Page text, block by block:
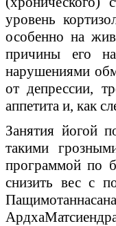
уровень
особенно на
причины его
нарушениями
от депрессии,
аппетита и, как
Занятия йогой
такими
программой по
снизить вес с